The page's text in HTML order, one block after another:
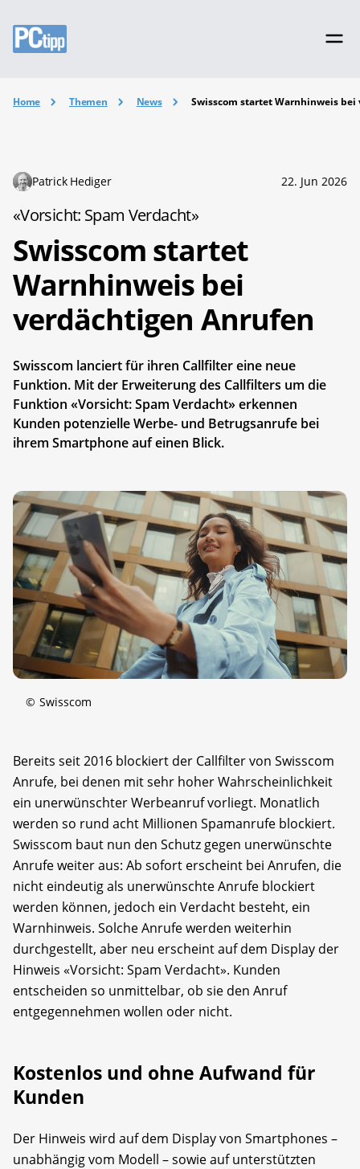
Home Themen News Swisscom startet Warnhinweis
Patrick Hediger 22. Jun 2026
«Vorsicht: Spam Verdacht»
Swisscom startet
Warnhinweis bei
verdächtigen Anrufen
Swisscom lanciert für ihren Callfilter eine neue
Funktion. Mit der Erweiterung des Callfilters um die
Funktion «Vorsicht: Spam Verdacht» erkennen
Kunden potenzielle Werbe- und Betrugsanrufe bei
ihrem Smartphone auf einen Blick.
© Swisscom
Bereits seit 2016 blockiert der Callfilter von Swisscom
Anrufe, bei denen mit sehr hoher Wahrscheinlichkeit
ein unerwünschter Werbeanruf vorliegt. Monatlich
werden so rund acht Millionen Spamanrufe blockiert.
Swisscom baut nun den Schutz gegen unerwünschte
Anrufe weiter aus: Ab sofort erscheint bei Anrufen, die
nicht eindeutig als unerwünschte Anrufe blockiert
werden können, jedoch ein Verdacht besteht, ein
Warnhinweis. Solche Anrufe werden weiterhin
durchgestellt, aber neu erscheint auf dem Display der
Hinweis «Vorsicht: Spam Verdacht». Kunden
entscheiden so unmittelbar, ob sie den Anruf
entgegennehmen wollen oder nicht.
Kostenlos und ohne Aufwand für
Kunden
Der Hinweis wird auf dem Display von Smartphones –
unabhängig vom Modell – sowie auf unterstützten